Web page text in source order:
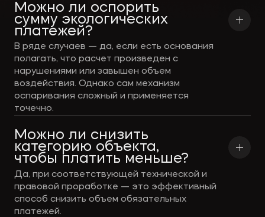
Можно ли оспорить
сумму экологических
платежей?
В ряде случаев — да, если есть основания
полагать, что расчет произведен с
нарушениями или завышен объем
воздействия. Однако сам механизм
оспаривания сложный и применяется
точечно.
Можно ли снизить
категорию объекта,
чтобы платить меньше?
Да, при соответствующей технической и
правовой проработке — это эффективный
способ снизить объем обязательных
платежей.